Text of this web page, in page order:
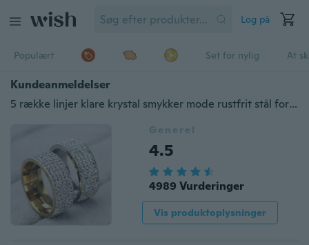
Log på
Populært Set for nylig At
Kundeanmeldelser
5 række linjer klare krystal smykker mode rustfrit stål forlovelsesringe
Generel
4.5
4989 Vurderinger
Vis produktoplysninger